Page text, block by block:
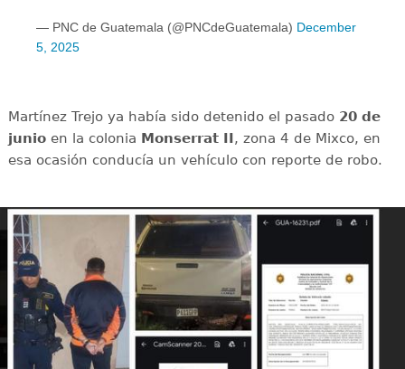
— PNC de Guatemala (@PNCdeGuatemala) December
5, 2025
Martínez Trejo ya había sido detenido el pasado 20 de
junioen la colonia Monserrat II, zona 4 de Mixco, en
esa ocasión conducía un vehículo con reporte de robo.